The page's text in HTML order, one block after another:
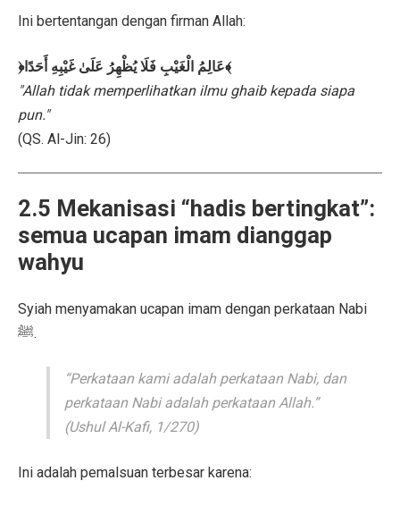
Ini bertentangan dengan firman Allah:
﴿عَالِمُ الْغَيْبِ فَلَا يُظْهِرُ عَلَىٰ غَيْبِهِ أَحَدًا﴾
"Allah tidak memperlihatkan ilmu ghaib kepada siapa
pun."
(QS. Al-Jin: 26)
2.5 Mekanisasi “hadis bertingkat”:
semua ucapan imam dianggap
wahyu
Syiah menyamakan ucapan imam dengan perkataan Nabi
ﷺ.
“Perkataan kami adalah perkataan Nabi, dan
perkataan Nabi adalah perkataan Allah.”
(Ushul Al-Kafi, 1/270)
Ini adalah pemalsuan terbesar karena: